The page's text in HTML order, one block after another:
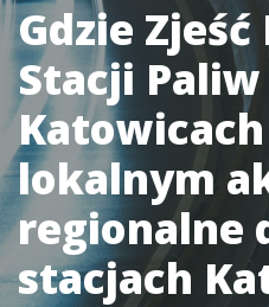
Gdzie
Stacji Paliw
lokalnym
regionalne
stacjach